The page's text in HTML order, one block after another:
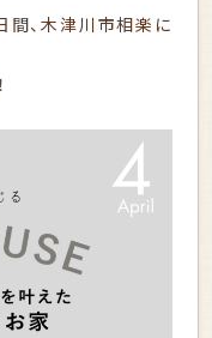
間、木津川市相楽に